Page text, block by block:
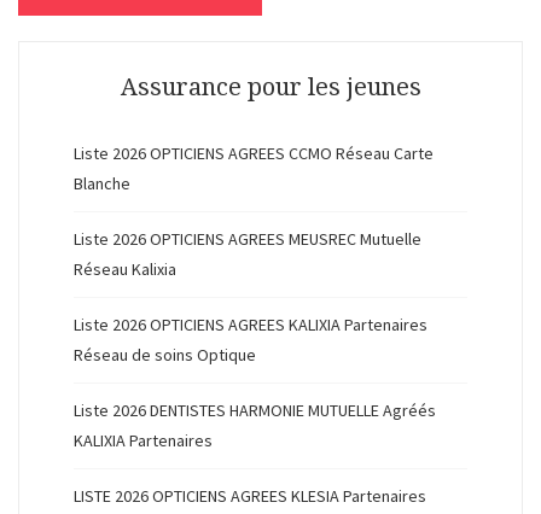
Assurance pour les jeunes
Liste 2026 OPTICIENS AGREES CCMO Réseau Carte
Blanche
Liste 2026 OPTICIENS AGREES MEUSREC Mutuelle
Réseau Kalixia
Liste 2026 OPTICIENS AGREES KALIXIA Partenaires
Réseau de soins Optique
Liste 2026 DENTISTES HARMONIE MUTUELLE Agréés
KALIXIA Partenaires
LISTE 2026 OPTICIENS AGREES KLESIA Partenaires